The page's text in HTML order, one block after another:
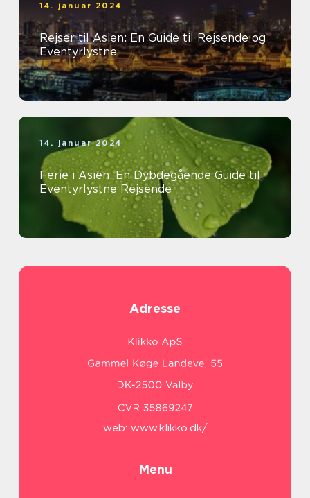
14. januar 2024
Rejser til Asien: En Guide til Rejsende og
Eventyrlystne
14. januar 2024
Ferie i Asien: En Dybdegående Guide til
Eventyrlystne Rejsende
Adresse
web: www.klikko.dk/
Menu